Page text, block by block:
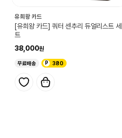
유희왕 카드
[유희왕 카드] 쿼터 센추리 듀얼리스트 세
트
38,000
무료배송 380